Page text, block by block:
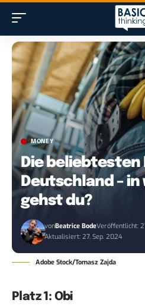
MONEY
Die beliebtesten
Deutschland – in
gehst du?
vonBeatrice BodeVeröffentlicht:
Aktualisiert: 27. Sep. 2024
Adobe Stock/Tomasz Zajda
Platz 1: Obi